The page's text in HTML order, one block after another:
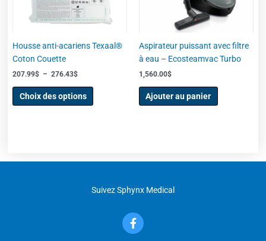
Housse anti-acariens Texaal®
Coton Couette
207.99$ – 276.43$
Choix des options
options
peuvent
choisies
produit
Aspirateur puissant avec filtre
à eau – Ecosteamvac Turbo
1,560.00$
Ajouter au panier
Suivez Sphynx Medical
F
a
c